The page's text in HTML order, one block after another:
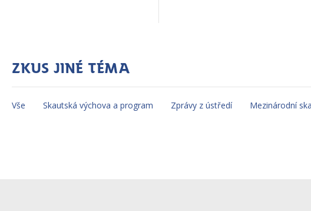
Zkus jiné téma
Vše Skautská výchova a program Zprávy z ústředí Mezinárodní